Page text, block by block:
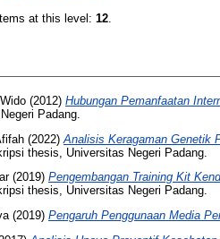
at this level: 12
(2012) Hubungan Pemanfaatan
Padang.
(2022) Analisis Keragaman Genetik
thesis, Universitas Negeri Padang.
(2019) Pengembangan Training Kit
thesis, Universitas Negeri Padang.
(2019) Pengaruh Penggunaan Media